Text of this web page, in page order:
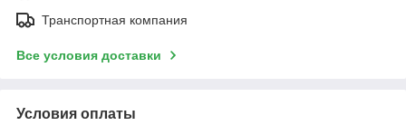
Транспортная компания
Все условия доставки
Условия оплаты